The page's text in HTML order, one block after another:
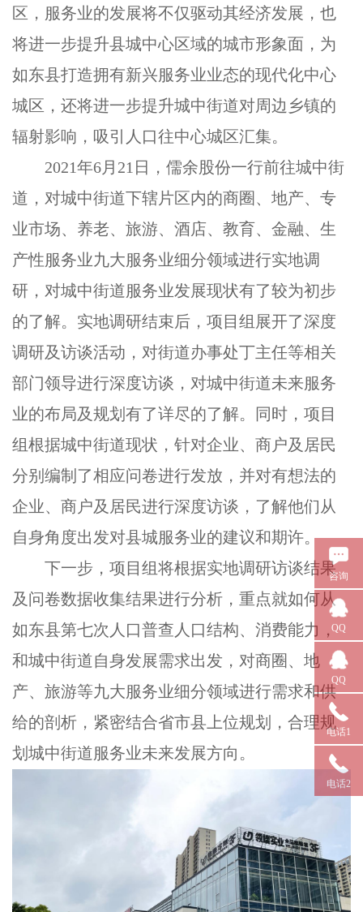
区，服务业的发展将不仅驱动其经济发展，也
将进一步提升县城中心区域的城市形象面，为
如东县打造拥有新兴服务业业态的现代化中心
城区，还将进一步提升城中街道对周边乡镇的
辐射影响，吸引人口往中心城区汇集。
2021年6月 21 日，儒余股份一行前往城中街
道，对城中街道下辖片区内的商圈、地产、专
业市场、养老、旅游、酒店、教育、金融、生
产性服务业九大服务业细分领域进行实地调
研，对城中街道服务业发展现状有了较为初步
的了解。实地调研结束后，项目组展开了深度
调研及访谈活动，对街道办事处丁主任等相关
部门领导进行深度访谈，对城中街道未来服务
业的布局及规划有了详尽的了解。同时，项目
组根据城中街道现状，针对企业、商户及居民
分别编制了相应问卷进行发放，并对有想法的
企业、商户及居民进行深度访谈，了解他们从
自身角度出发对县城服务业的建议和期许。
下一步，项目组将根据实地调研访谈结果
及问卷数据收集结果进行分析，重点就如何从
如东县第七次人口普查人口结构、消费能力，
和城中街道自身发展需求出发，对商圈、地
产、旅游等九大服务业细分领域进行需求和供
给的剖析，紧密结合省市县上位规划，合理规
划城中街道服务业未来发展方向。
咨询
QQ
QQ
电话1
电话2